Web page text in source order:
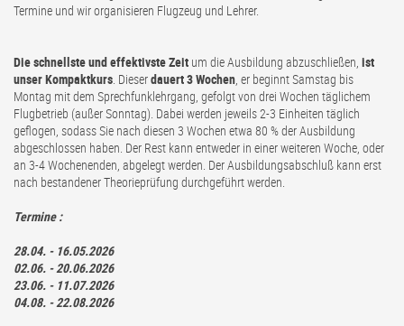
Termine und wir organisieren Flugzeug und Lehrer.
Die schnellste und effektivste Zeit um die Ausbildung abzuschließen, ist
unser Kompaktkurs. Dieserdauert 3 Wochen, er beginnt Samstag bis
Montag mit dem Sprechfunklehrgang, gefolgt von drei Wochen täglichem
Flugbetrieb (außer Sonntag). Dabei werden jeweils 2-3 Einheiten täglich
geflogen, sodass Sie nach diesen 3 Wochen etwa 80 % der Ausbildung
abgeschlossen haben. Der Rest kann entweder in einer weiteren Woche, oder
an 3-4 Wochenenden, abgelegt werden. Der Ausbildungsabschluß kann erst
nach bestandener Theorieprüfung durchgeführt werden.
Termine :
28.04. - 16.05.2026
02.06. - 20.06.2026
23.06. - 11.07.2026
04.08. - 22.08.2026